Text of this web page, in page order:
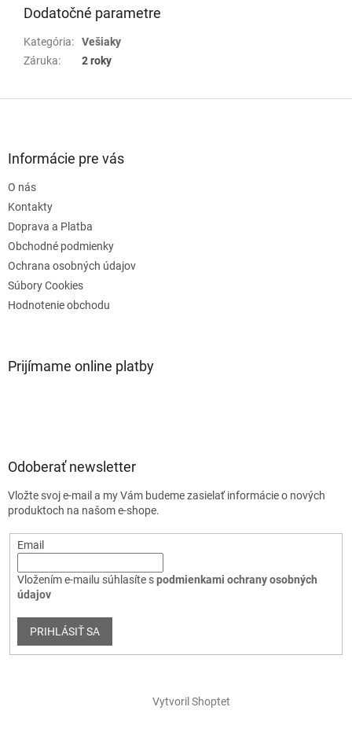
Dodatočné parametre
Kategória:
Vešiaky
Záruka: 2 roky
Informácie pre vás
O nás
Kontakty
Doprava a Platba
Obchodné podmienky
Ochrana osobných údajov
Súbory Cookies
Hodnotenie obchodu
Prijímame online platby
Odoberať newsletter
Vložte svoj e-mail a my Vám budeme zasielať informácie o nových
produktoch na našom e-shope.
Email
Vložením e-mailu súhlasíte spodmienkami ochrany osobných
údajov
PRIHLÁSIŤ SA
Vytvoril Shoptet